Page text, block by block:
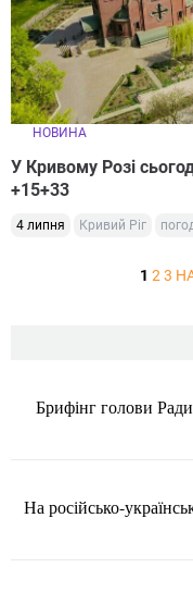
НОВИНА
У Кривому Розі
+15+33
4 липня Кривий Ріг
1 2 3
Брифінг голови
На російсько-